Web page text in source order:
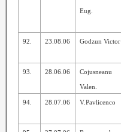
Eug.
92. 23.08.06 Godzun Victor
93. 28.06.06 Cojusneanu
Valen.
94. 28.07.06 V.Pavlicenco